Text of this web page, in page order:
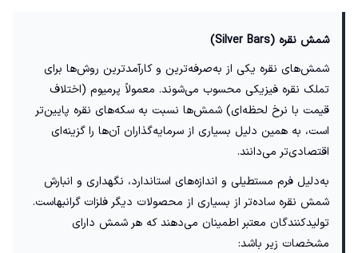
شمش نقره (Silver Bars)
شمش‌های نقره یکی از به‌صرفه‌ترین و کارآمدترین روش‌ها برای
تملک نقره فیزیکی محسوب می‌شوند. معمولاً پرمیوم (اختلاف
قیمت با نرخ لحظه‌ای) شمش‌ها نسبت به سکه‌های نقره پایین‌تر
است، به همین دلیل بسیاری از سرمایه‌گذاران آن‌ها را گزینه‌ای
اقتصادی‌تر می‌دانند.
به‌دلیل فرم مستطیلی و اندازه‌های استاندارد، نگهداری و انبارش
شمش نقره ساده‌تر از بسیاری از محصولات دیگر فلزات گرانبهاست.
تولیدکنندگان معتبر اطمینان می‌دهند که هر شمش دارای
مشخصات زیر باشد: